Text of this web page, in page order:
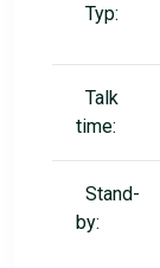
Typ:
Talk
time:
Stand-
by: